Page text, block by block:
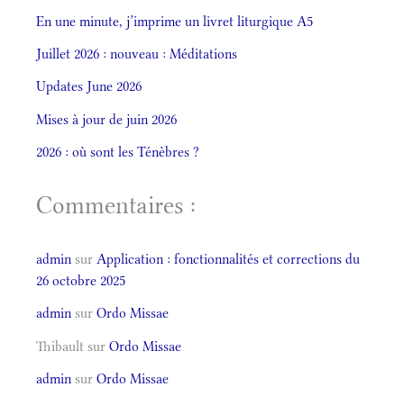
En une minute, j’imprime un livret liturgique A5
Juillet 2026 : nouveau : Méditations
Updates June 2026
Mises à jour de juin 2026
2026 : où sont les Ténèbres ?
Commentaires :
admin sur Application : fonctionnalités et corrections du
26 octobre 2025
admin sur Ordo Missae
Thibault sur Ordo Missae
admin sur Ordo Missae